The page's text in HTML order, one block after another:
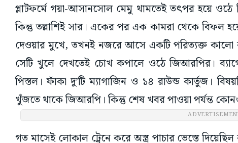
প্লাটফর্মে গয়া-আসানসোল মেমু থামতেই তৎপর হয়ে ওঠে
কিন্তু তল্লাশিই সার। একের পর এক কামরা থেকে বিফল
দেওয়ার মুখে, তখনই নজরে আসে একটি পরিত্যক্ত কালো
সেটি খুলে দেখতেই চোখ কপালে ওঠে জিআরপির।
পিস্তল। ফাঁকা দু’টি ম্যাগাজিন ও ১৪ রাউন্ড কার্তুজ।
খুঁজতে থাকে জিআরপি। কিন্তু শেষ খবর পাওয়া পর্যন্ত
গত মাসেই লোকাল ট্রেনে করে অস্ত্র পাচার ভেস্তে